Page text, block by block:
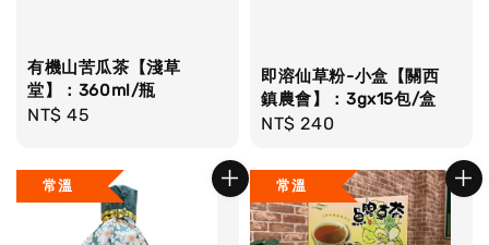
有機山苦瓜茶【淺草
堂】：360ml/瓶
Regular
NT$ 45
即溶仙草粉-小盒【關西
鎮農會】：3gx15包/盒
Regular
NT$ 240
常溫 常溫